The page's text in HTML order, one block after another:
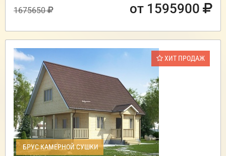
1675650 от 1595900
ХИТ ПРОДАЖ
БРУС КАМЕРНОЙ СУШКИ